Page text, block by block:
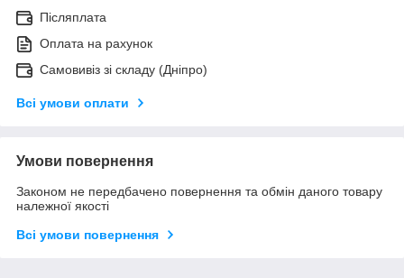
Післяплата
Оплата на рахунок
Самовивіз зі складу (Дніпро)
Всі умови оплати
Умови повернення
Законом не передбачено повернення та обмін даного товару
належної якості
Всі умови повернення